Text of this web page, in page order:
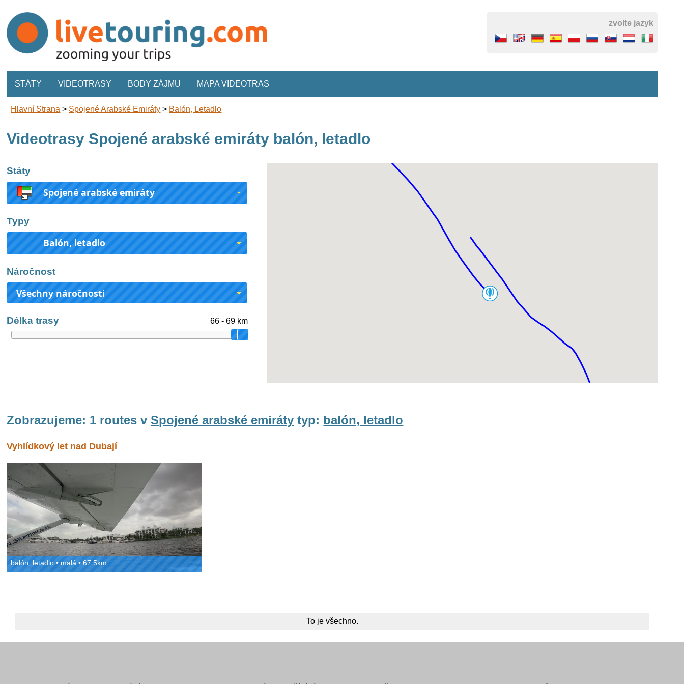
zvolte jazyk
STÁTY VIDEOTRASY BODY ZÁJMU MAPA VIDEOTRAS
Hlavní Strana > Spojené Arabské Emiráty > Balón, Letadlo
Videotrasy Spojené arabské emiráty balón, letadlo
Státy
Spojené arabské emiráty
Typy
Balón, letadlo
Náročnost
Všechny náročnosti
Délka trasy 66 - 69 km
Zobrazujeme: 1 routes v Spojené arabské emiráty typ: balón, letadlo
Vyhlídkový let nad Dubají
balón, letadlo • malá • 67.5km
To je všechno.